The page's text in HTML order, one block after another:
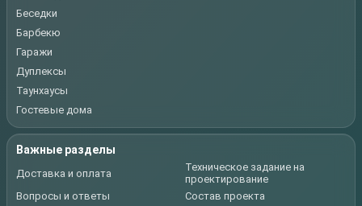
Беседки
Барбекю
Гаражи
Дуплексы
Таунхаусы
Гостевые дома
Важные разделы
Доставка и оплата
Техническое задание на
проектирование
Вопросы и ответы
Состав проекта